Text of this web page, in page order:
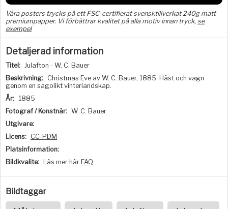
Våra posters trycks på ett FSC-certifierat svensktillverkat 240g matt
premiumpapper. Vi förbättrar kvalitet på alla motiv innan tryck, se
exempel
Detaljerad information
Titel: Julafton - W. C. Bauer
Beskrivning: Christmas Eve av W. C. Bauer, 1885. Häst och vagn
genom en sagolikt vinterlandskap.
År: 1885
Fotograf / Konstnär: W. C. Bauer
Utgivare:
Licens: CC-PDM
Platsinformation:
Bildkvalite:
Läs mer här FAQ
Bildtaggar